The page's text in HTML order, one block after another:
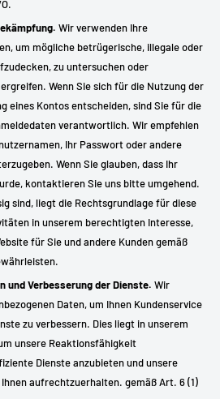
Wir verwenden Ihre
um mögliche betrügerische, illegale oder
zu untersuchen oder
Wenn Sie sich für die Nutzung der
eines Kontos entscheiden, sind Sie für die
verantwortlich. Wir empfehlen
Ihr Passwort oder andere
Wenn Sie glauben, dass Ihr
kontaktieren Sie uns bitte umgehend.
sind, liegt die Rechtsgrundlage für diese
in unserem berechtigten Interesse,
für Sie und andere Kunden gemäß
und Verbesserung der Dienste. Wir
Daten, um Ihnen Kundenservice
zu verbessern. Dies liegt in unserem
unsere Reaktionsfähigkeit
Dienste anzubieten und unsere
aufrechtzuerhalten. gemäß Art. 6 (1)